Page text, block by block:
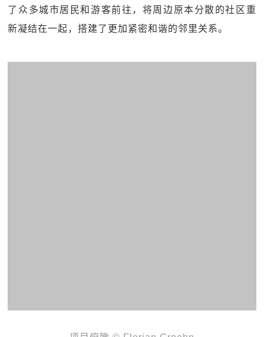
了众多城市居民和游客前往，将周边原本分散的社区重
新凝结在一起，搭建了更加紧密和谐的邻里关系。